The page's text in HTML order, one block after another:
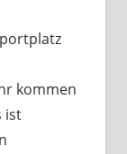
kommen
ist